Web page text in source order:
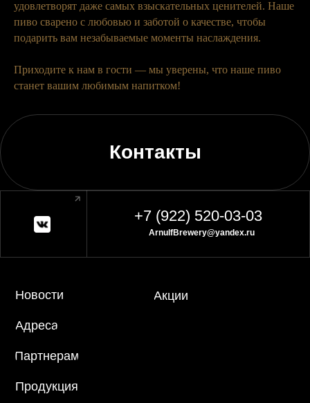
удовлетворят даже самых взыскательных ценителей. Наше
пиво сварено с любовью и заботой о качестве, чтобы
подарить вам незабываемые моменты наслаждения.
Приходите к нам в гости — мы уверены, что наше пиво
станет вашим любимым напитком!
Контакты
Партнерам
Продукция
Новости
Адреса
Акции
+7 (922) 520-03-03
ArnulfBrewery@yandex.ru